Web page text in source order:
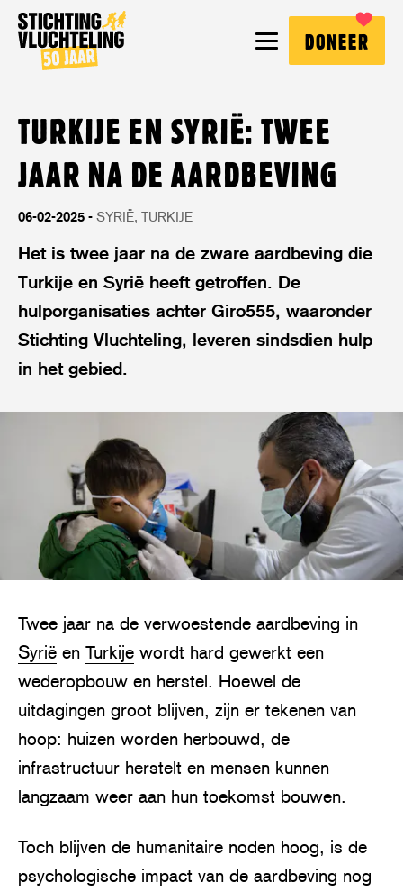
DONEER
TURKIJE EN SYRIË: TWEE
JAAR NA DE AARDBEVING
06-02-2025 SYRIË TURKIJE
Het is twee jaar na de zware aardbeving die
Turkije en Syrië heeft getroffen. De
hulporganisaties achter Giro555, waaronder
Stichting Vluchteling, leveren sindsdien hulp
in het gebied.
Twee jaar na de verwoestende aardbeving in
Syrië en Turkije wordt hard gewerkt een
wederopbouw en herstel. Hoewel de
uitdagingen groot blijven, zijn er tekenen van
hoop: huizen worden herbouwd, de
infrastructuur herstelt en mensen kunnen
langzaam weer aan hun toekomst bouwen.
Toch blijven de humanitaire noden hoog, is de
psychologische impact van de aardbeving nog